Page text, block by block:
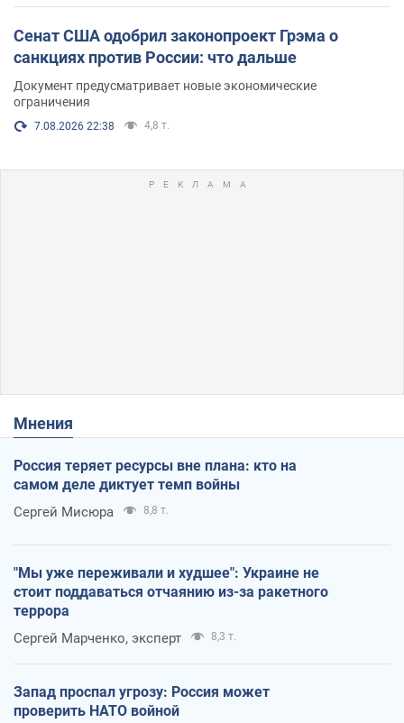
Сенат США одобрил законопроект Грэма о
санкциях против России: что дальше
Документ предусматривает новые экономические
ограничения
7.08.2026 22:38 4,8 т.
Мнения
Россия теряет ресурсы вне плана: кто на
самом деле диктует темп войны
Сергей Мисюра 8,8 т.
"Мы уже переживали и худшее": Украине не
стоит поддаваться отчаянию из-за ракетного
террора
Сергей Марченко, эксперт 8,3 т.
Запад проспал угрозу: Россия может
проверить НАТО войной